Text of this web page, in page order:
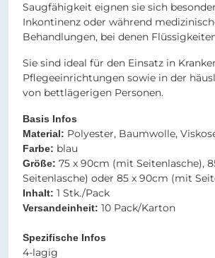
Saugfähigkeit eignen sie sich
Inkontinenz oder während
Behandlungen, bei denen
Sie sind ideal für den Einsatz in
Pflegeeinrichtungen sowie in der
von bettlägerigen Personen.
Basis Infos
Material: Polyester, Baumwolle,
Farbe: blau
Größe: 75 x 90cm (mit Seitenlasche),
Seitenlasche) oder 85 x 90cm (mit
Inhalt: 1 Stk./Pack
Versandeinheit: 10 Pack/Karton
Spezifische Infos
4-lagig